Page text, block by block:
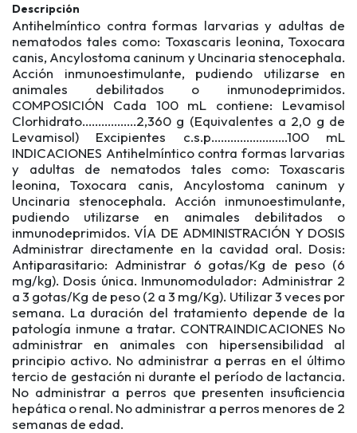
Descripción
Antihelmíntico contra formas larvarias y adultas de
nematodos tales como: Toxascaris leonina, Toxocara
canis, Ancylostoma caninum y Uncinaria stenocephala.
Acción inmunoestimulante, pudiendo utilizarse en
animales debilitados o inmunodeprimidos.
COMPOSICIÓN Cada 100 mL contiene: Levamisol
Clorhidrato.................2,360 g (Equivalentes a 2,0 g de
Levamisol) Excipientes c.s.p........................100 mL
INDICACIONES Antihelmíntico contra formas larvarias
y adultas de nematodos tales como: Toxascaris
leonina, Toxocara canis, Ancylostoma caninum y
Uncinaria stenocephala. Acción inmunoestimulante,
pudiendo utilizarse en animales debilitados o
inmunodeprimidos. VÍA DE ADMINISTRACIÓN Y DOSIS
Administrar directamente en la cavidad oral. Dosis:
Antiparasitario: Administrar 6 gotas/Kg de peso (6
mg/kg). Dosis única. Inmunomodulador: Administrar 2
a 3 gotas/Kg de peso (2 a 3 mg/Kg). Utilizar 3 veces por
semana. La duración del tratamiento depende de la
patología inmune a tratar. CONTRAINDICACIONES No
administrar en animales con hipersensibilidad al
principio activo. No administrar a perras en el último
tercio de gestación ni durante el período de lactancia.
No administrar a perros que presenten insuficiencia
hepática o renal. No administrar a perros menores de 2
semanas de edad.